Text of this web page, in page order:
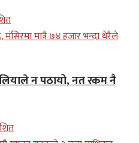
न पठायो, नत रकम नै